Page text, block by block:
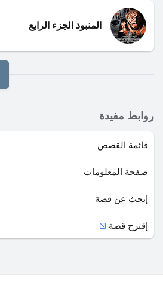
المنبوذ الجزء الرابع
روابط مفيدة
قائمة القصص
صفحة المعلومات
إبحث عن قصة
إقترح قصة